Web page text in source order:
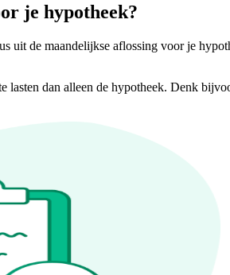
je hypotheek?
uit de maandelijkse aflossing voor je
lasten dan alleen de hypotheek. Denk